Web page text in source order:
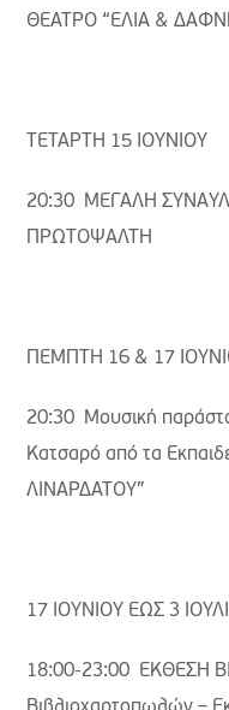
ΘΕΑΤΡΟ “ΕΛΙΑ &
ΤΕΤΑΡΤΗ 15 ΙΟΥΝΙΟΥ
20:30 ΜΕΓΑΛΗ
ΠΡΩΤΟΨΑΛΤΗ
ΠΕΜΠΤΗ 16 & 17
20:30 Μουσική
Κατσαρό από τα
ΛΙΝΑΡΔΑΤΟΥ”
17 ΙΟΥΝΙΟΥ ΕΩΣ 3
18:00-23:00 ΕΚΘΕΣΗ